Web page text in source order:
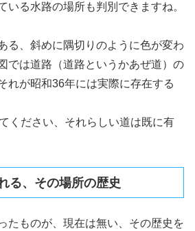
いる水路の場所も判別できますね。
る、斜めに隅切りのように色が変わ
では道路（道路というかあぜ道）の
れが昭和36年には実際に存在する
ください、それらしい道は既に有
る、その場所の歴史
たものが、現在は無い、その歴史を